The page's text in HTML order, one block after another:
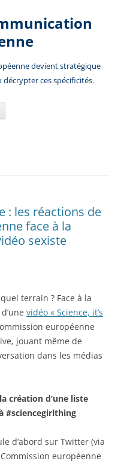
devient stratégique
ces spécificités.
: les réactions de
face à la
sexiste
terrain ? Face à la
vidéo « Science, it’s
européenne
jouant même de
dans les médias
création d’une liste
#sciencegirlthing
d’abord sur Twitter (via
européenne